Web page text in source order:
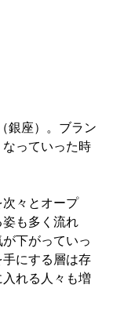
銀座）。ブラン
っていった時
々とオープ
も多く流れ
下がっていっ
にする層は存
れる人々も増